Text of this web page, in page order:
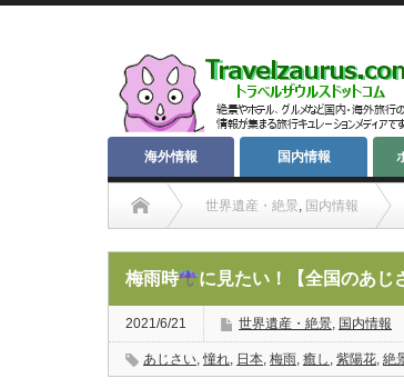
海外情報 国内情報
世界遺産・絶景, 国内情報
梅雨時 に見たい！【全国のあじ
2021/6/21 世界遺産・絶景, 国内情報
あじさい,憧れ, 日本, 梅雨, 癒し , 紫陽花, 絶